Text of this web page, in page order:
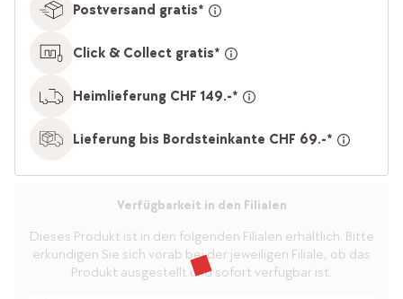
Postversand gratis*
Click & Collect gratis*
Heimlieferung CHF 149.-*
Lieferung bis Bordsteinkante CHF 69.-*
Verfügbarkeit in den Filialen
Dieses Produkt ist in den folgenden Filialen erhältlich. Bitte
erkundigen Sie sich vorab bei der jeweiligen Filiale, ob das
Produkt ausgestellt und sofort verfügbar ist.